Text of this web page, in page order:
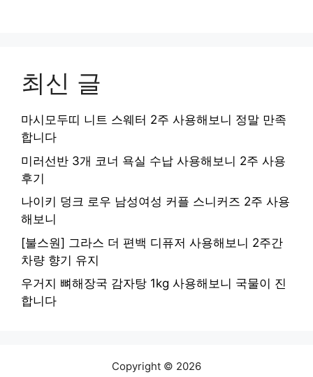
최신 글
마시모두띠 니트 스웨터 2주 사용해보니 정말 만족
합니다
미러선반 3개 코너 욕실 수납 사용해보니 2주 사용
후기
나이키 덩크 로우 남성여성 커플 스니커즈 2주 사용
해보니
[불스원] 그라스 더 편백 디퓨저 사용해보니 2주간
차량 향기 유지
우거지 뼈해장국 감자탕 1kg 사용해보니 국물이 진
합니다
Copyright © 2026